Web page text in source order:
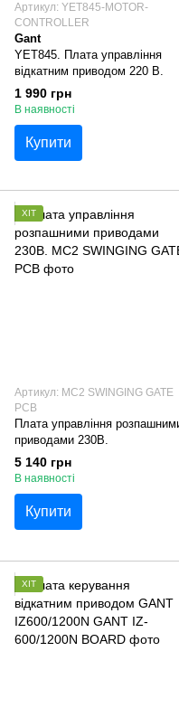
Артикул: YET845-MOTOR-
CONTROLLER
Gant
YET845. Плата управління
відкатним приводом 220 В.
1 990 грн
В наявності
Купити
ХІТ
Артикул: MC2 SWINGING GATE
PCB
Плата управління
приводами 230B.
5 140 грн
В наявності
Купити
ХІТ